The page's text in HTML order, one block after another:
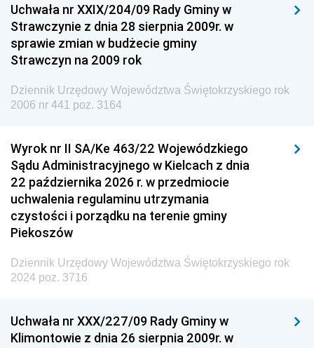
Dziennik Urzędowy Ministra Przemysłu
Dziennik Urzędowy Ministra Finansów i Gospodarki
Dziennik Urzędowy Ministra do Spraw Unii
Dziennik Urzędowy Agencji Wywiadu
Uchwała nr XXIX/204/09 Rady Gminy w
Strawczynie z dnia 28 sierpnia 2009r. w
sprawie zmian w budżecie gminy
Strawczyn na 2009 rok
Dziennik Urzędowy Województwa Świętokrzyskiego rok
2006 nr 441 poz. 3164
Wyrok nr II SA/Ke 463/22 Wojewódzkiego
Sądu Administracyjnego w Kielcach z dnia
22 października 2026 r. w przedmiocie
uchwalenia regulaminu utrzymania
czystości i porządku na terenie gminy
Piekoszów
Dziennik Urzędowy Województwa Świętokrzyskiego rok
2024 poz. 3716
Uchwała nr XXX/227/09 Rady Gminy w
Klimontowie z dnia 26 sierpnia 2009r. w